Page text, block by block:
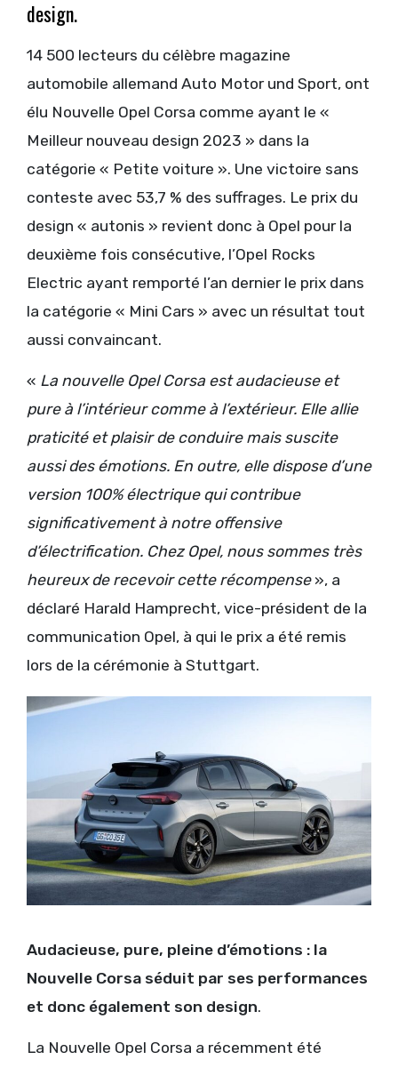
design.
14 500 lecteurs du célèbre magazine
automobile allemand Auto Motor und Sport, ont
élu Nouvelle Opel Corsa comme ayant le «
Meilleur nouveau design 2023 » dans la
catégorie « Petite voiture ». Une victoire sans
conteste avec 53,7 % des suffrages. Le prix du
design « autonis » revient donc à Opel pour la
deuxième fois consécutive, l’Opel Rocks
Electric ayant remporté l’an dernier le prix dans
la catégorie « Mini Cars » avec un résultat tout
aussi convaincant.
« La nouvelle Opel Corsa est audacieuse et
pure à l’intérieur comme à l’extérieur. Elle allie
praticité et plaisir de conduire mais suscite
aussi des émotions. En outre, elle dispose d’une
version 100% électrique qui contribue
significativement à notre offensive
d’électrification. Chez Opel, nous sommes très
heureux de recevoir cette récompense», a
déclaré Harald Hamprecht, vice-président de la
communication Opel, à qui le prix a été remis
lors de la cérémonie à Stuttgart.
Audacieuse, pure, pleine d’émotions : la
Nouvelle Corsa séduit par ses performances
et donc également son design.
La Nouvelle Opel Corsa a récemment été